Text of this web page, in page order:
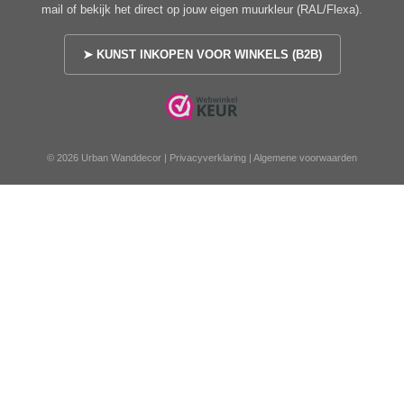
mail of bekijk het direct op jouw eigen muurkleur (RAL/Flexa).
➤ KUNST INKOPEN VOOR WINKELS (B2B)
© 2026 Urban Wanddecor | Privacyverklaring | Algemene voorwaarden